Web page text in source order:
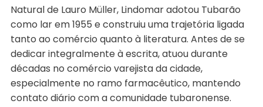
Natural de Lauro Müller, Lindomar adotou Tubarão
como lar em 1955 e construiu uma trajetória ligada
tanto ao comércio quanto à literatura. Antes de se
dedicar integralmente à escrita, atuou durante
décadas no comércio varejista da cidade,
especialmente no ramo farmacêutico, mantendo
contato diário com a comunidade tubaronense.